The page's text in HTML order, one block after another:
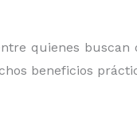
quienes buscan
beneficios